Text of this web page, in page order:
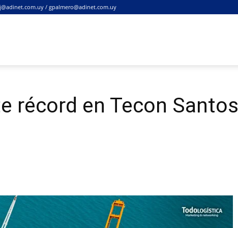
/ gpalmero@adinet.com.uy
récord en Tecon Santos